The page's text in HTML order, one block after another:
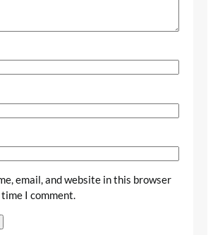
email, and website in this browser
I comment.